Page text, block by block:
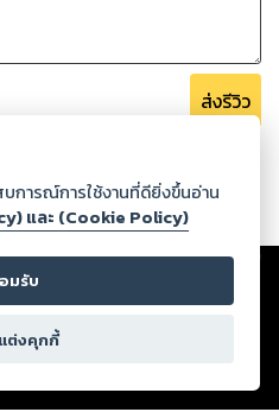
ส่งรีวิว
- สตอรี่ล็อกขอสงวนสิทธิ์ไม่รับผิดชอบ
ไซต์และปรากฏว่าละเมิดสิทธิใน
อกฎหมายและศีลธรรม ดังนั้น ผู้อ่าน
องด้วยตนเอง และหากท่านพบว่าส่วน
ณาแจ้งมายังบริษัท เพื่อทีมงานจะได้
อสงวนลิขสิทธิ์ตามพระราชบัญญัติ
บการณ์การใช้งานที่ดียิ่งขึ้นอ่าน
และ (Cookie Policy)
มรับ
ต่งคุกกี้